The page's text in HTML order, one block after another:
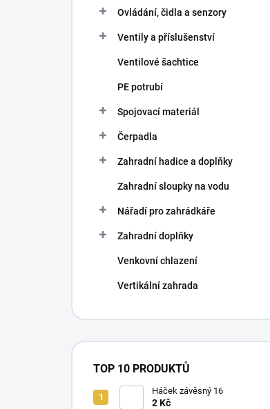
Ovládání, čidla a senzory
Ventily a příslušenství
Ventilové šachtice
PE potrubí
Spojovací materiál
Čerpadla
Zahradní hadice a doplňky
Zahradní sloupky na vodu
Nářadí pro zahrádkáře
Zahradní doplňky
Venkovní chlazení
Vertikální zahrada
TOP 10 PRODUKTŮ
Háček závěsný 16
2 Kč